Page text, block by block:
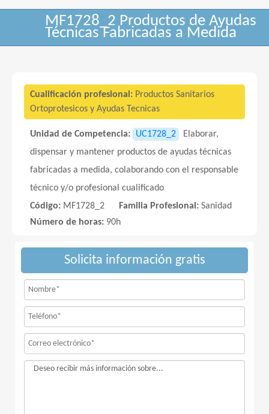
MF1728_2 Productos de Ayudas
Técnicas Fabricadas a Medida
Cualificación profesional: Productos Sanitarios
Ortoprotesicos y Ayudas Tecnicas
Unidad de Competencia: UC1728_2
Elaborar,
dispensar y mantener productos de ayudas técnicas
fabricadas a medida, colaborando con el responsable
técnico y/o profesional cualificado
Código: MF1728_2 Familia Profesional: Sanidad
Número de horas: 90h
Solicita información gratis